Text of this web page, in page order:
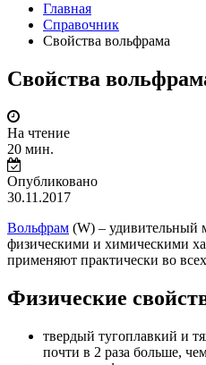
Главная
Справочник
Свойства вольфрама
Свойства
На чтение
20 мин.
Опубликовано
30.11.2017
Вольфрам (W) – удивительный
физическими и химическими
применяют практически во
Физические
твердый тугоплавкий и
почти в 2 раза больше,